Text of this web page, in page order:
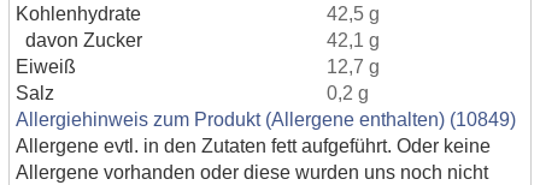
Kohlenhydrate
42,5 g
davon Zucker
42,1 g
Eiweiß
12,7 g
Salz
0,2 g
Allergiehinweis zum Produkt (Allergene enthalten) (10849)
Allergene evtl. in den Zutaten fett aufgeführt. Oder keine
Allergene vorhanden oder diese wurden uns noch nicht